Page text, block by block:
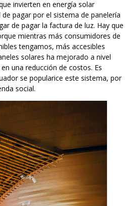
invierten en energía solar
pagar por el sistema de panelería
de pagar la factura de luz. Hay que
mientras más consumidores de
tengamos, más accesibles
solares ha mejorado a nivel
una reducción de costos. Es
se popularice este sistema, por
social.